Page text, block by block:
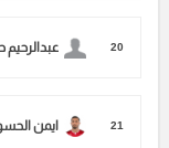
20 عبدالرحيم
21 ايمن